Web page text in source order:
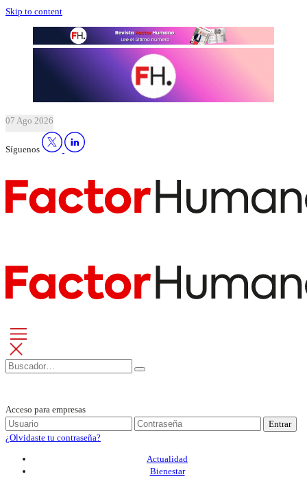
Skip to content
07 Ago 2026
Síguenos
Acceso para empresas
Entrar
¿Olvidaste tu contraseña?
Actualidad
Bienestar